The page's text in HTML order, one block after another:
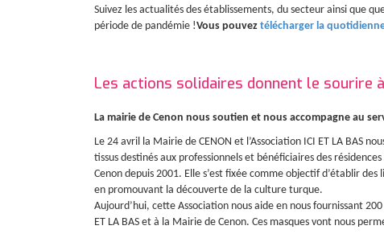
Suivez les actualités des établissements, du secteur ainsi que
période de pandémie !Vous pouvez télécharger la
Les actions solidaires donnent le sourire
La mairie de Cenon nous soutien et nous accompagne au
Le 24 avril la Mairie de CENON et l’Association ICI ET LA BAS
tissus destinés aux professionnels et bénéficiaires des
Cenon depuis 2001. Elle s’est fixée comme objectif d’établir
en promouvant la découverte de la culture turque.
Aujourd’hui, cette Association nous aide en nous fournissant
ET LA BAS et à la Mairie de Cenon. Ces masques vont nous